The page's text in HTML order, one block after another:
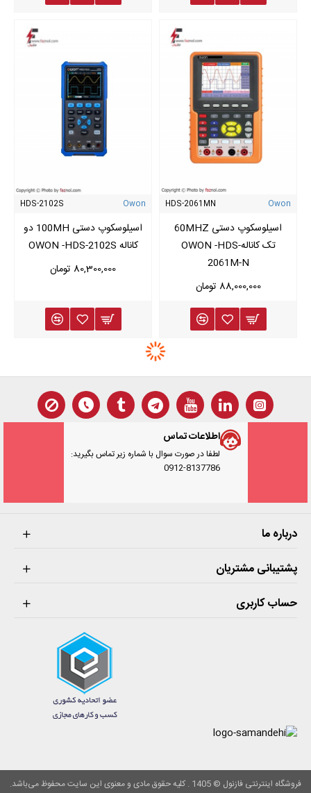
Owon
HDS-2061MN
اسیلوسکوپ دستی 60MHZ
تک کانالهOWON -HDS-
2061M-N
88,000,000 تومان
Owon
HDS-2102S
اسیلوسکوپ دستی 100MH دو
کاناله OWON -HDS-2102S
80,300,000 تومان
اطلاعات تماس
لطفا در صورت سوال با شماره زیر تماس بگیرید:
0912-8137786
درباره ما
پشتیبانی مشتریان
حساب کاربری
فروشگاه اینترنتی فازنول © 1405 . کلیه حقوق مادی و معنوی این سایت محفوظ می‌باشد.